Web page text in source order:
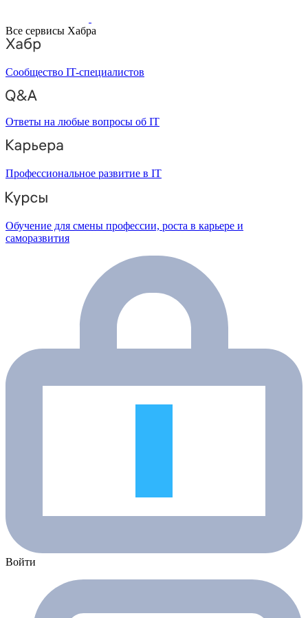
Все сервисы Хабра
Сообщество IT-специалистов
Ответы на любые вопросы об IT
Профессиональное развитие в IT
Обучение для смены профессии, роста в карьере и
саморазвития
Войти